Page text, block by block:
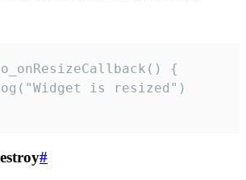
{
is resized")
#